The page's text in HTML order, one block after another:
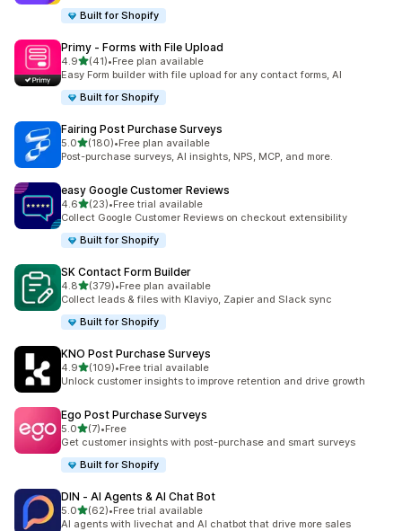
Built for Shopify
Primy ‑ Forms with File Upload
4.9เต็ม 5 ดาว
(41)
ทั้งหมด 41 รีวิว
•Free plan available
Easy Form builder with file upload for any contact forms, AI
Built for Shopify
Fairing Post Purchase Surveys
5.0เต็ม 5 ดาว
(180)
ทั้งหมด 180 รีวิว
•Free plan available
Post-purchase surveys, AI insights, NPS, MCP, and more.
easy Google Customer Reviews
4.6เต็ม 5 ดาว
(23)
ทั้งหมด 23 รีวิว
•Free trial available
Collect Google Customer Reviews on checkout extensibility
Built for Shopify
SK Contact Form Builder
4.8เต็ม 5 ดาว
(379)
ทั้งหมด 379 รีวิว
•Free plan available
Collect leads & files with Klaviyo, Zapier and Slack sync
Built for Shopify
KNO Post Purchase Surveys
4.9เต็ม 5 ดาว
(109)
ทั้งหมด 109 รีวิว
•Free trial available
Unlock customer insights to improve retention and drive growth
Ego Post Purchase Surveys
5.0เต็ม 5 ดาว
(7)
ทั้งหมด 7 รีวิว
•Free
Get customer insights with post-purchase and smart surveys
Built for Shopify
DIN ‑ AI Agents & AI Chat Bot
5.0เต็ม 5 ดาว
(62)
ทั้งหมด 62 รีวิว
•Free trial available
AI agents with livechat and AI chatbot that drive more sales